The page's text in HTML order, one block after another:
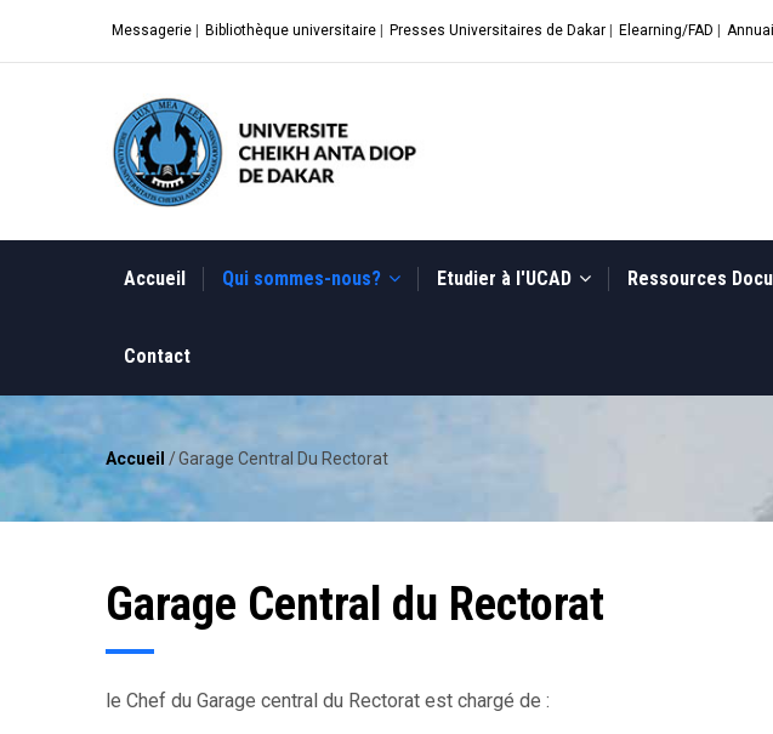
Messagerie Bibliothèque universitaire Presses Universitaires de Dakar Elearning/FAD
NAVIGATION
Accueil Qui sommes-nous? Etudier à l'UCAD Ressources
Contact
Fil
d'Ariane
Accueil /Garage Central Du Rectorat
Garage Central du Rectorat
le Chef du Garage central du Rectorat est chargé de :